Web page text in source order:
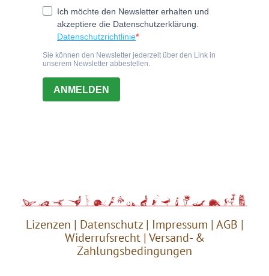
Lizenzen | Datenschutz| Impressum | AGB |
Widerrufsrecht| Versand- &
Zahlungsbedingungen